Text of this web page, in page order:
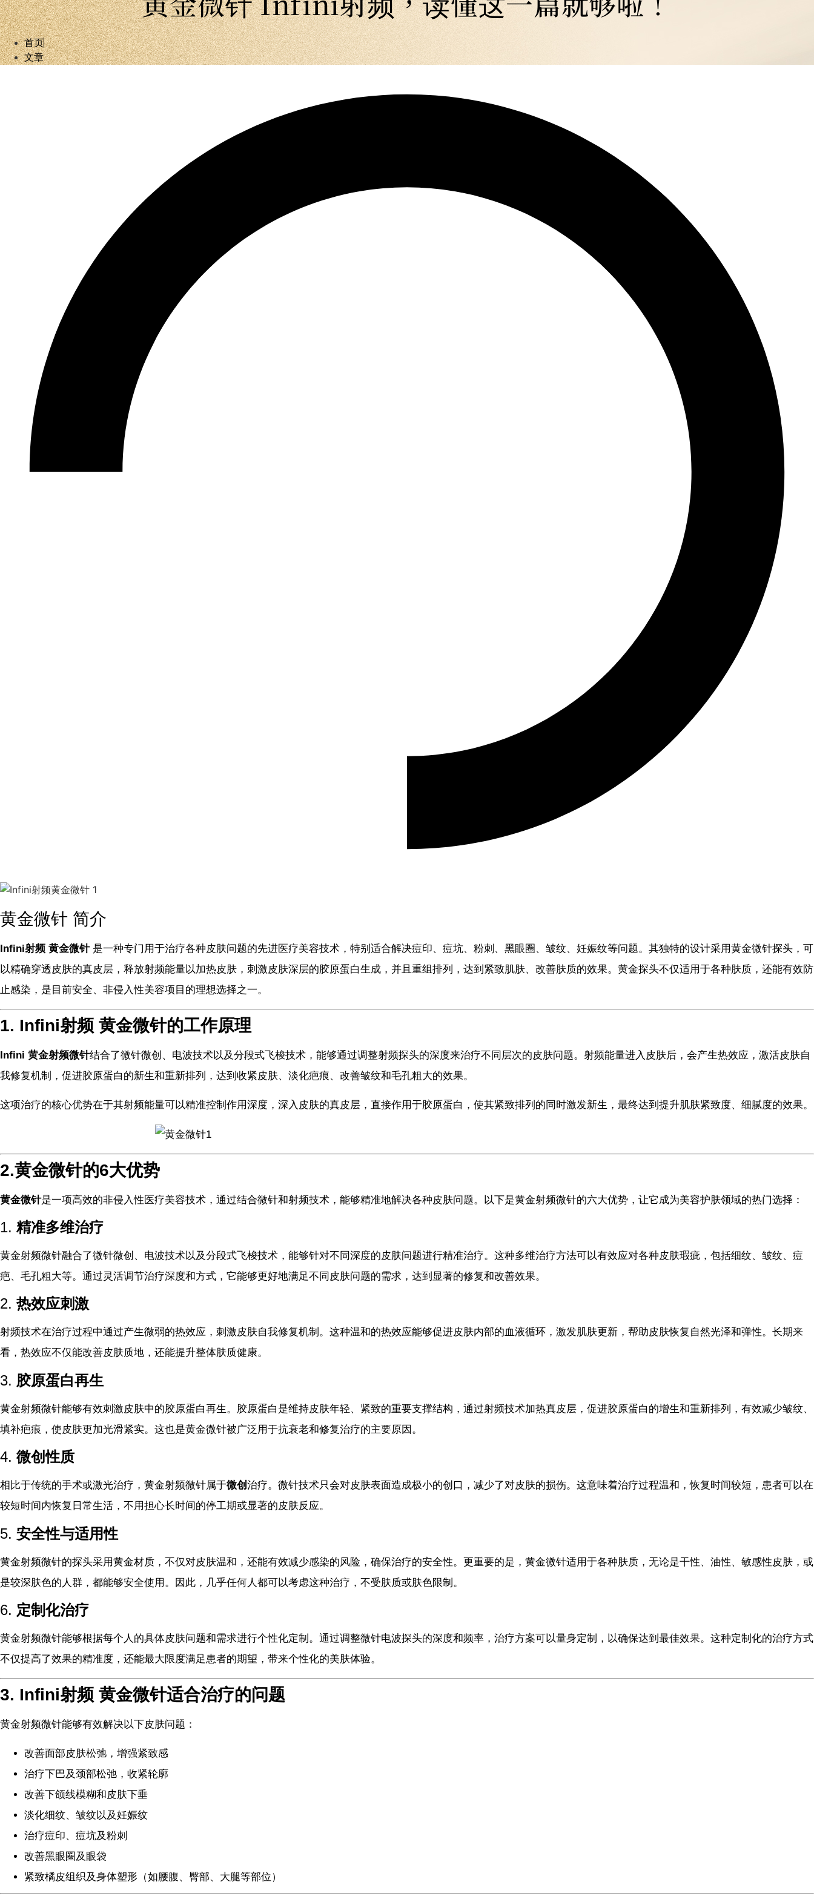
首页
文章
黄金微针 简介
Infini射频 黄金微针 是一种专门用于治疗各种皮肤问题的先进医疗美容技术，特别适合解决痘印、痘坑、粉刺、黑眼圈、皱纹、妊娠纹等问题。其独特的设计采用黄金微针探头，可
以精确穿透皮肤的真皮层，释放射频能量以加热皮肤，刺激皮肤深层的胶原蛋白生成，并且重组排列，达到紧致肌肤、改善肤质的效果。黄金探头不仅适用于各种肤质，还能有效防
止感染，是目前安全、非侵入性美容项目的理想选择之一。
1. Infini射频 黄金微针的工作原理
Infini 黄金射频微针结合了微针微创、电波技术以及分段式飞梭技术，能够通过调整射频探头的深度来治疗不同层次的皮肤问题。射频能量进入皮肤后，会产生热效应，激活皮肤自
我修复机制，促进胶原蛋白的新生和重新排列，达到收紧皮肤、淡化疤痕、改善皱纹和毛孔粗大的效果。
这项治疗的核心优势在于其射频能量可以精准控制作用深度，深入皮肤的真皮层，直接作用于胶原蛋白，使其紧致排列的同时激发新生，最终达到提升肌肤紧致度、细腻度的效果。
2.黄金微针的6大优势
黄金微针是一项高效的非侵入性医疗美容技术，通过结合微针和射频技术，能够精准地解决各种皮肤问题。以下是黄金射频微针的六大优势，让它成为美容护肤领域的热门选择：
1. 精准多维治疗
黄金射频微针融合了微针微创、电波技术以及分段式飞梭技术，能够针对不同深度的皮肤问题进行精准治疗。这种多维治疗方法可以有效应对各种皮肤瑕疵，包括细纹、皱纹、痘
疤、毛孔粗大等。通过灵活调节治疗深度和方式，它能够更好地满足不同皮肤问题的需求，达到显著的修复和改善效果。
2. 热效应刺激
射频技术在治疗过程中通过产生微弱的热效应，刺激皮肤自我修复机制。这种温和的热效应能够促进皮肤内部的血液循环，激发肌肤更新，帮助皮肤恢复自然光泽和弹性。长期来
看，热效应不仅能改善皮肤质地，还能提升整体肤质健康。
3. 胶原蛋白再生
黄金射频微针能够有效刺激皮肤中的胶原蛋白再生。胶原蛋白是维持皮肤年轻、紧致的重要支撑结构，通过射频技术加热真皮层，促进胶原蛋白的增生和重新排列，有效减少皱纹、
填补疤痕，使皮肤更加光滑紧实。这也是黄金微针被广泛用于抗衰老和修复治疗的主要原因。
4. 微创性质
相比于传统的手术或激光治疗，黄金射频微针属于微创治疗。微针技术只会对皮肤表面造成极小的创口，减少了对皮肤的损伤。这意味着治疗过程温和，恢复时间较短，患者可以在
较短时间内恢复日常生活，不用担心长时间的停工期或显著的皮肤反应。
5. 安全性与适用性
黄金射频微针的探头采用黄金材质，不仅对皮肤温和，还能有效减少感染的风险，确保治疗的安全性。更重要的是，黄金微针适用于各种肤质，无论是干性、油性、敏感性皮肤，或
是较深肤色的人群，都能够安全使用。因此，几乎任何人都可以考虑这种治疗，不受肤质或肤色限制。
6. 定制化治疗
黄金射频微针能够根据每个人的具体皮肤问题和需求进行个性化定制。通过调整微针电波探头的深度和频率，治疗方案可以量身定制，以确保达到最佳效果。这种定制化的治疗方式
不仅提高了效果的精准度，还能最大限度满足患者的期望，带来个性化的美肤体验。
3. Infini射频 黄金微针适合治疗的问题
黄金射频微针能够有效解决以下皮肤问题：
改善面部皮肤松弛，增强紧致感
治疗下巴及颈部松弛，收紧轮廓
改善下颌线模糊和皮肤下垂
淡化细纹、皱纹以及妊娠纹
治疗痘印、痘坑及粉刺
改善黑眼圈及眼袋
紧致橘皮组织及身体塑形（如腰腹、臀部、大腿等部位）